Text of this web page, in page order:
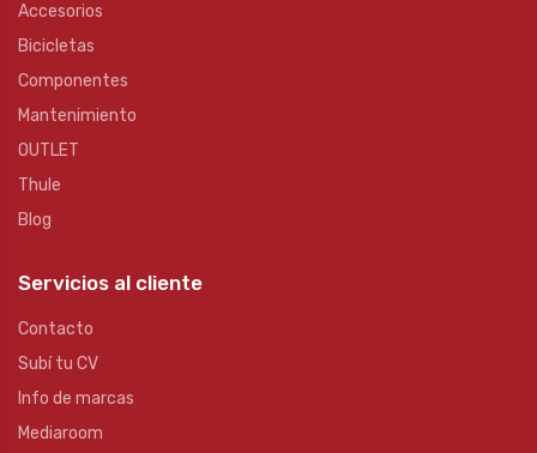
Accesorios
Bicicletas
Componentes
Mantenimiento
OUTLET
Thule
Blog
Servicios al cliente
Contacto
Subí tu CV
Info de marcas
Mediaroom